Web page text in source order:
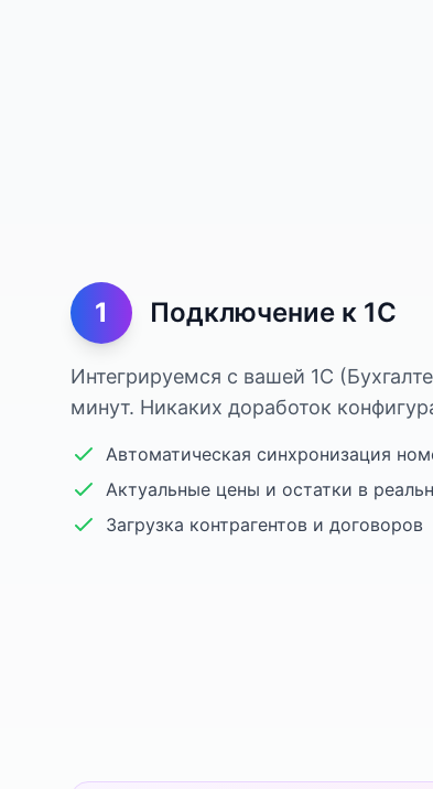
1 Подключение к 1С
Интегрируемся с вашей 1С
минут. Никаких доработок
Автоматическая синхронизация
Актуальные цены и остатки в
Загрузка контрагентов и договоров